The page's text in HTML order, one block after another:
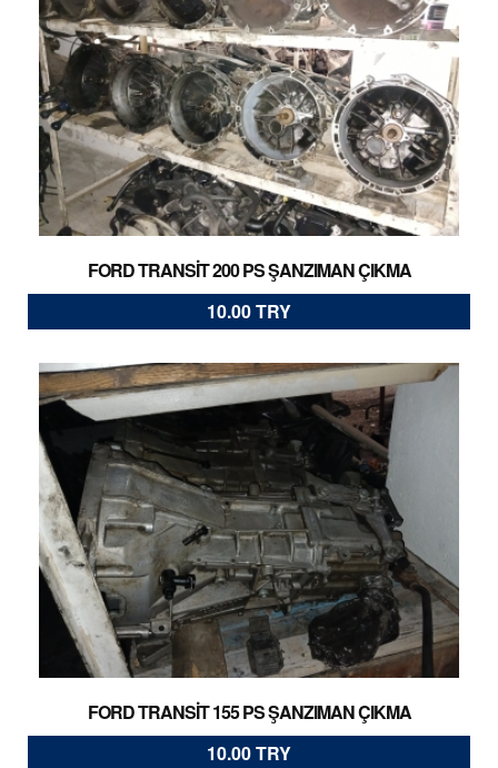
FORD TRANSİT 200 PS ŞANZIMAN ÇIKMA
10.00 TRY
FORD TRANSİT 155 PS ŞANZIMAN ÇIKMA
10.00 TRY